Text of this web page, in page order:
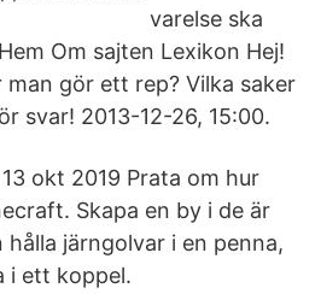
varelse ska
Om sajten Lexikon Hej!
gör ett rep? Vilka saker
svar! 2013-12-26, 15:00.
okt 2019 Prata om hur
Skapa en by i de är
järngolvar i en penna,
i ett koppel.